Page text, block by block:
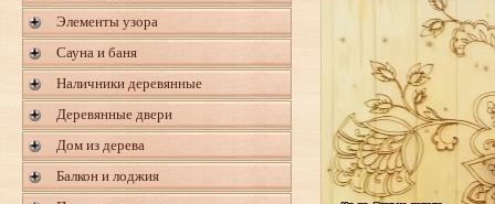
Элементы узора
Сауна и баня
Наличники деревянные
Деревянные двери
Дом из дерева
Балкон и лоджия